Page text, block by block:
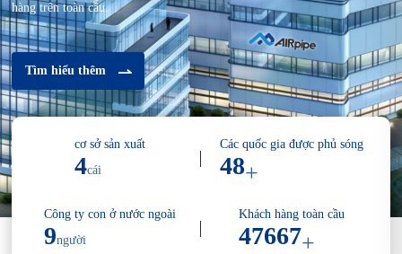
hàng trên toàn cầu.
Tìm hiểu thêm
cơ sở sản xuất
4cái
Các quốc gia được phủ sóng
50+
Công ty con ở nước ngoài
9người
Khách hàng toàn cầu
50000+